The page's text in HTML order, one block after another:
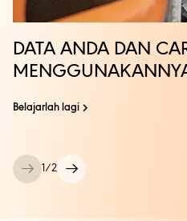
DATA ANDA DAN
Belajarlah lagi
1/2